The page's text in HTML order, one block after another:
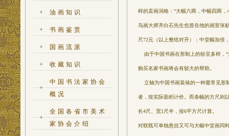
+ 油画知识
+ 书画鉴赏
+ 国画流派
+ 收藏知识
+
中国书法家协会
概况
+
全国各省市美术
家协会介绍
样的卖画润格：“大幅六两，中幅四两
鸟画大师齐白石先生也曾在他的画室张
尺72元（以上整纸对开）；中堂幅加
由于中国书画在形制上的纷呈多样，“
购买名家书画将会有较大的帮助。
立轴为中国书画装裱的一种最常见形
者，按实际面积计价。而条幅的方尺则
长4尺、宽1尺半，按6平方尺计算。
对联既可单独悬挂又可与大幅中堂画同